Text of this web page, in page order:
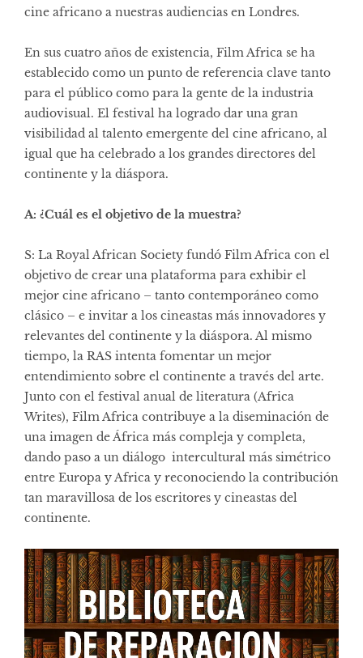
cine africano a nuestras audiencias en Londres.
En sus cuatro años de existencia, Film Africa se ha
establecido como un punto de referencia clave tanto
para el público como para la gente de la industria
audiovisual. El festival ha logrado dar una gran
visibilidad al talento emergente del cine africano, al
igual que ha celebrado a los grandes directores del
continente y la diáspora.
A: ¿Cuál es el objetivo de la muestra?
S: La Royal African Society fundó Film Africa con el
objetivo de crear una plataforma para exhibir el
mejor cine africano – tanto contemporáneo como
clásico – e invitar a los cineastas más innovadores y
relevantes del continente y la diáspora. Al mismo
tiempo, la RAS intenta fomentar un mejor
entendimiento sobre el continente a través del arte.
Junto con el festival anual de literatura (Africa
Writes), Film Africa contribuye a la diseminación de
una imagen de África más compleja y completa,
dando paso a un diálogo intercultural más simétrico
entre Europa y Africa y reconociendo la contribución
tan maravillosa de los escritores y cineastas del
continente.